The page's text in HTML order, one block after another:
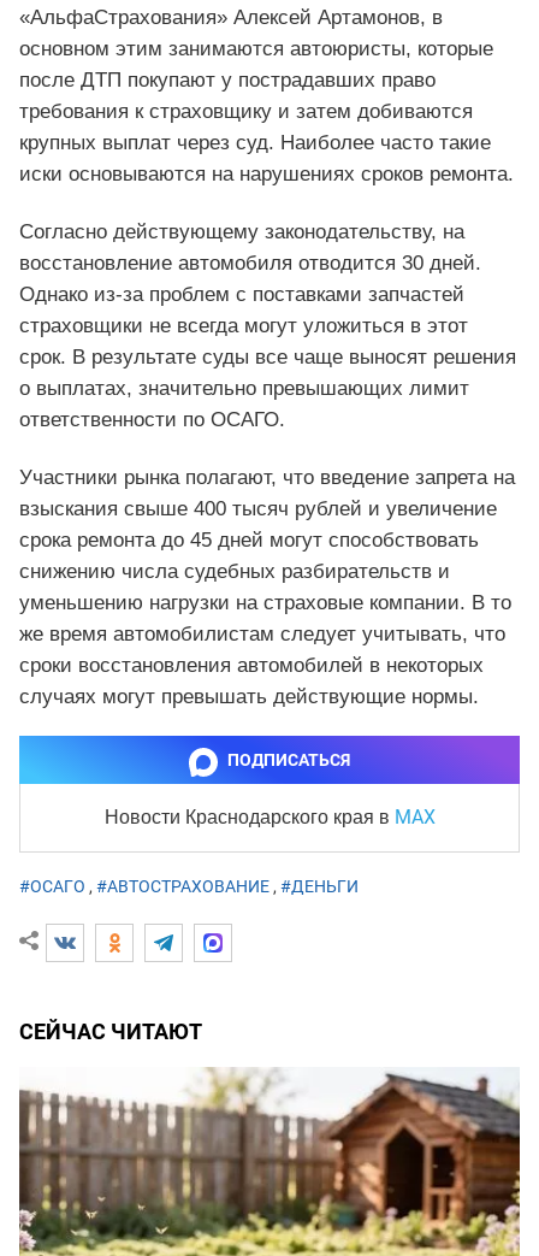
«АльфаСтрахования» Алексей Артамонов, в
основном этим занимаются автоюристы, которые
после ДТП покупают у пострадавших право
требования к страховщику и затем добиваются
крупных выплат через суд. Наиболее часто такие
иски основываются на нарушениях сроков ремонта.
Согласно действующему законодательству, на
восстановление автомобиля отводится 30 дней.
Однако из-за проблем с поставками запчастей
страховщики не всегда могут уложиться в этот
срок. В результате суды все чаще выносят решения
о выплатах, значительно превышающих лимит
ответственности по ОСАГО.
Участники рынка полагают, что введение запрета на
взыскания свыше 400 тысяч рублей и увеличение
срока ремонта до 45 дней могут способствовать
снижению числа судебных разбирательств и
уменьшению нагрузки на страховые компании. В то
же время автомобилистам следует учитывать, что
сроки восстановления автомобилей в некоторых
случаях могут превышать действующие нормы.
ПОДПИСАТЬСЯ
Новости Краснодарского края в MAX
#ОСАГО , #АВТОСТРАХОВАНИЕ, #ДЕНЬГИ
СЕЙЧАС ЧИТАЮТ